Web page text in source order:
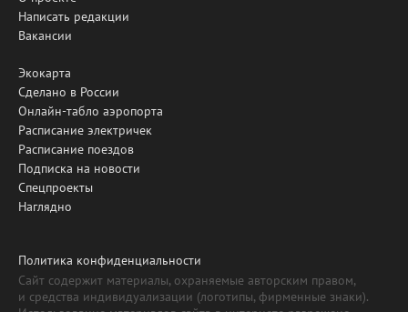
Написать редакции
Вакансии
Экокарта
Сделано в России
Онлайн-табло аэропорта
Расписание электричек
Расписание поездов
Подписка на новости
Спецпроекты
Наглядно
Политика конфиденциальности
Сайт содержит материалы, охраняемые авторским правом,
и средства индивидуализации (логотипы, фирменные знаки).